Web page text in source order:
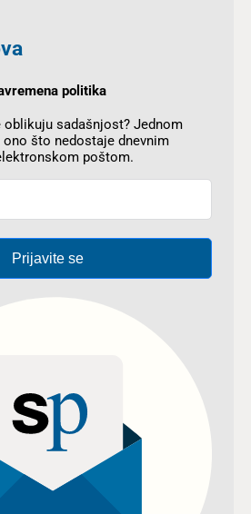
politika
sadašnjost? Jednom
što nedostaje dnevnim
poštom.
Prijavite se